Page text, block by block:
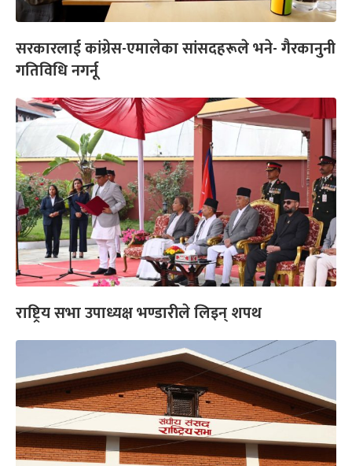
सरकारलाई कांग्रेस-एमालेका सांसदहरूले भने- गैरकानुनी
गतिविधि नगर्नू
राष्ट्रिय सभा उपाध्यक्ष भण्डारीले लिइन् शपथ